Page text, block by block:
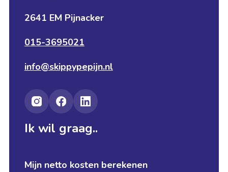
Ik wil graag..
Mijn netto kosten berekenen
2641 EM Pijnacker
015-3695021
info@skippypepijn.nl